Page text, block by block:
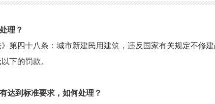
理？
第四十八条：城市新建民用建筑，违反国家有关规定不修
下的罚款。
达到标准要求，如何处理？